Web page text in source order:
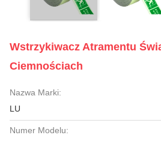
Wstrzykiwacz Atramentu
Ciemnościach
Nazwa Marki:
LU
Numer Modelu: